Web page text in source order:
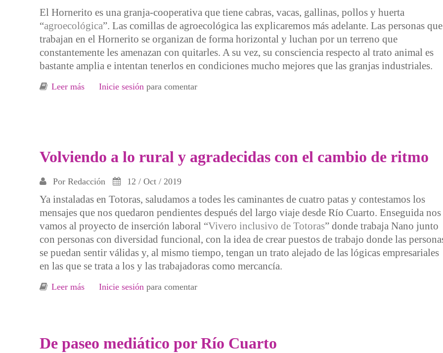
El Hornerito es una granja-cooperativa que tiene cabras, vacas, gallinas, pollos y huerta
“agroecológica”. Las comillas de agroecológica las explicaremos más adelante. Las personas que
trabajan en el Hornerito se organizan de forma horizontal y luchan por un terreno que
constantemente les amenazan con quitarles. A su vez, su consciencia respecto al trato animal es
bastante amplia e intentan tenerlos en condiciones mucho mejores que las granjas industriales.
Leer más sobre El Hornerito: experiencia de resistencia al glifosato
Inicie sesión para comentar
Volviendo a lo rural y agradecidas con el cambio de ritmo
Por Redacción 12 / Oct / 2019
Ya instaladas en Totoras, saludamos a todes les caminantes de cuatro patas y contestamos los
mensajes que nos quedaron pendientes después del largo viaje desde Río Cuarto. Enseguida nos
vamos al proyecto de inserción laboral “Vivero inclusivo de Totoras” donde trabaja Nano junto
con personas con diversidad funcional, con la idea de crear puestos de trabajo donde las
se puedan sentir válidas y, al mismo tiempo, tengan un trato alejado de las lógicas empresariales
en las que se trata a los y las trabajadoras como mercancía.
Leer más sobre Volviendo a lo rural y agradecidas con el cambio de ritmo
Inicie sesión para comentar
De paseo mediático por Río Cuarto